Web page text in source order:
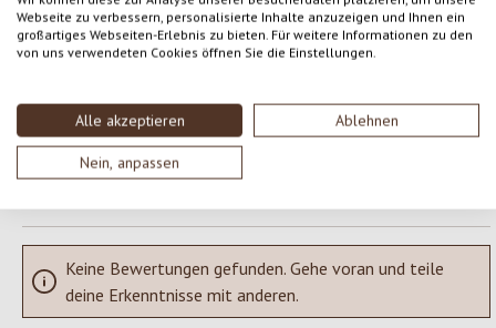
Webseite zu verbessern, personalisierte Inhalte anzuzeigen und Ihnen ein
großartiges Webseiten-Erlebnis zu bieten. Für weitere Informationen zu den
von uns verwendeten Cookies öffnen Sie die Einstellungen.
Alle akzeptieren Ablehnen
Nein, anpassen
Durchschnittliche Bewertung von 0 von 5 Sternen
Gib eine Bewertung ab!
Teile deine Erfahrungen mit dem Produkt mit anderen Kunden.
SCHREIBE EINE BEWERTUNG
Bewertungen nur in der aktuellen Sprache anzeigen.
Keine Bewertungen gefunden. Gehe voran und teile
deine Erkenntnisse mit anderen.